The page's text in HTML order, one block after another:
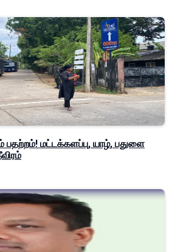
பதற்றம்! மட்டக்களப்பு, யாழ், பதுளை